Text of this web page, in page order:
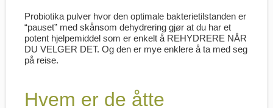
Probiotika pulver hvor den optimale bakterietilstanden er
“pauset” med skånsom dehydrering gjør at du har et
potent hjelpemiddel som er enkelt å REHYDRERE NÅR
DU VELGER DET. Og den er mye enklere å ta med seg
på reise.
Hvem er de åtte